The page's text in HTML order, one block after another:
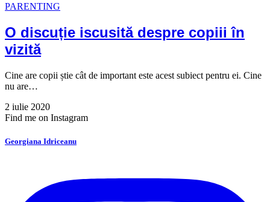
PARENTING
O discuție iscusită despre copiii în
vizită
Cine are copii știe cât de important este acest subiect pentru ei. Cine
nu are…
2 iulie 2020
Find me on Instagram
Georgiana Idriceanu